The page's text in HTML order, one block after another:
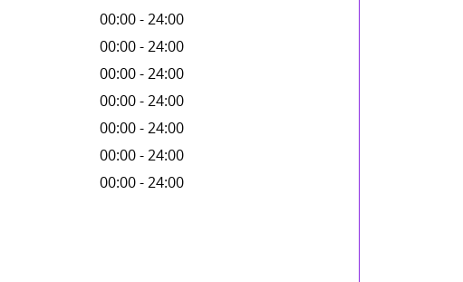
00:00 - 24:00
00:00 - 24:00
00:00 - 24:00
00:00 - 24:00
00:00 - 24:00
00:00 - 24:00
00:00 - 24:00